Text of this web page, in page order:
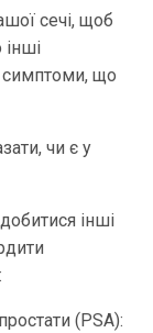
сечі, щоб
симптоми, що
чи є у
інші
(PSA):